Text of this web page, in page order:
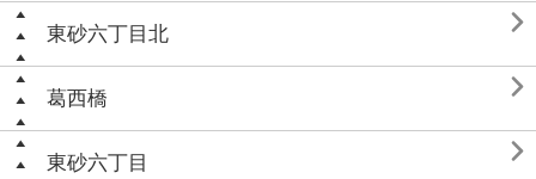
東砂六丁目北 
葛西橋 
東砂六丁目 